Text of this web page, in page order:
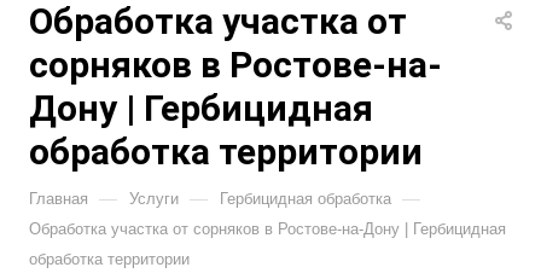
Обработка участка от
сорняков в Ростове-на-
Дону | Гербицидная
обработка территории
Главная — Услуги — Гербицидная обработка —
Обработка участка от сорняков в Ростове-на-Дону | Гербицидная
обработка территории